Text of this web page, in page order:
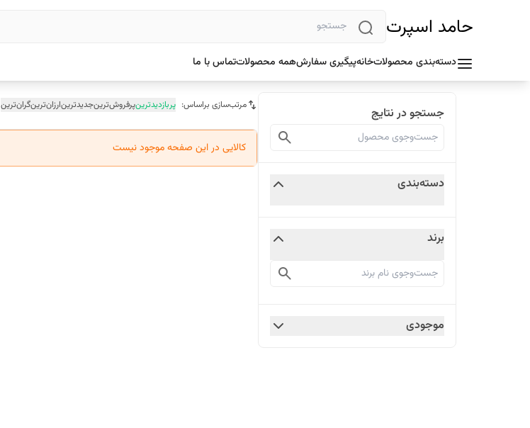
حامد اسپرت
دسته‌بندی محصولاتخانهپیگیری سفارشهمه محصولاتتماس با ما
جستجو در نتایج
دسته‌بندی
برند
موجودی
مرتب‌سازی براساس: پربازدیدترینپرفروش‌ترینجدیدترینارزان‌ترینگران‌ترین
کالایی در این صفحه موجود نیست